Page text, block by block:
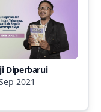
Diperbarui
2021